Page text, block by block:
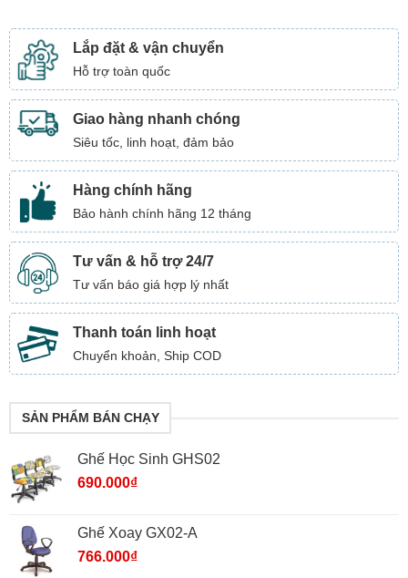
Lắp đặt & vận chuyển
Hỗ trợ toàn quốc
Giao hàng nhanh chóng
Siêu tốc, linh hoạt, đảm bảo
Hàng chính hãng
Bảo hành chính hãng 12 tháng
Tư vấn & hỗ trợ 24/7
Tư vấn báo giá hợp lý nhất
Thanh toán linh hoạt
Chuyển khoản, Ship COD
SẢN PHẨM BÁN CHẠY
Ghế Học Sinh GHS02
690.000₫
Ghế Xoay GX02-A
766.000₫